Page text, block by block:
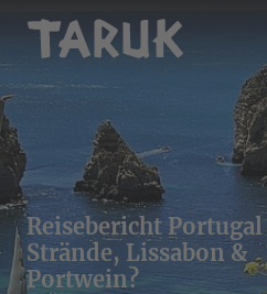
Reisebericht
Strände, Lissabon &
Portwein?